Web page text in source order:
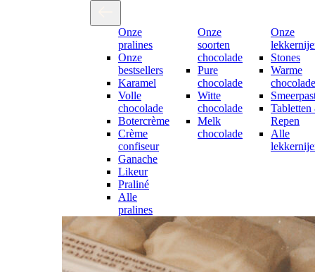
Onze
pralines
Onze
bestsellers
Karamel
Volle
chocolade
Botercrème
Crème
confiseur
Ganache
Likeur
Praliné
Alle
pralines
Onze
soorten
chocolade
Pure
chocolade
Witte
chocolade
Melk
chocolade
Onze
Stones
Warme
Repen
Alle